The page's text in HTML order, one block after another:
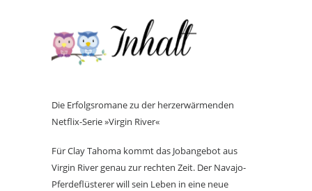
Die Erfolgsromane zu der herzerwärmenden
Netflix-Serie »Virgin River«
Für Clay Tahoma kommt das Jobangebot aus
Virgin River genau zur rechten Zeit. Der Navajo-
Pferdeflüsterer will sein Leben in eine neue